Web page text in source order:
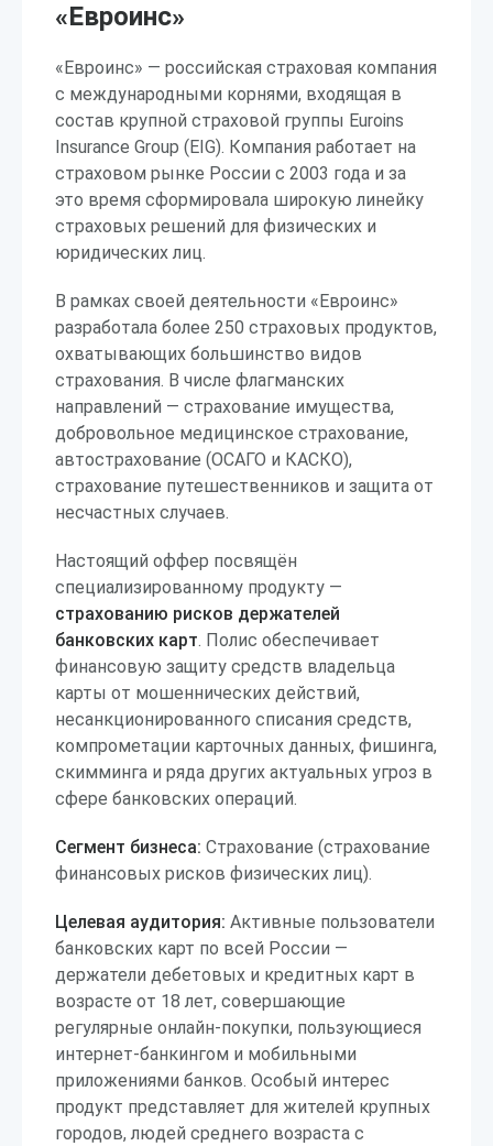
«Евроинс»
«Евроинс» — российская страховая компания
с международными корнями, входящая в
состав крупной страховой группы Euroins
Insurance Group (EIG). Компания работает на
страховом рынке России с 2003 года и за
это время сформировала широкую линейку
страховых решений для физических и
юридических лиц.
В рамках своей деятельности «Евроинс»
разработала более 250 страховых продуктов,
охватывающих большинство видов
страхования. В числе флагманских
направлений — страхование имущества,
добровольное медицинское страхование,
автострахование (ОСАГО и КАСКО),
страхование путешественников и защита от
несчастных случаев.
Настоящий оффер посвящён
специализированному продукту —
страхованию рисков держателей
банковских карт. Полис обеспечивает
финансовую защиту средств владельца
карты от мошеннических действий,
несанкционированного списания средств,
компрометации карточных данных, фишинга,
скимминга и ряда других актуальных угроз в
сфере банковских операций.
Сегмент бизнеса: Страхование (страхование
финансовых рисков физических лиц).
Целевая аудитория: Активные пользователи
банковских карт по всей России —
держатели дебетовых и кредитных карт в
возрасте от 18 лет, совершающие
регулярные онлайн-покупки, пользующиеся
интернет-банкингом и мобильными
приложениями банков. Особый интерес
продукт представляет для жителей крупных
городов, людей среднего возраста с